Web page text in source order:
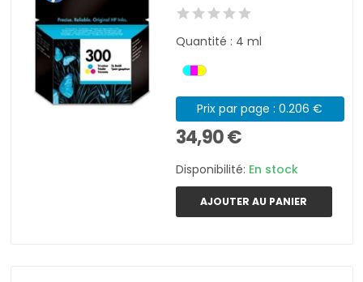
Quantité : 4 ml
Prix par page : 0.206 €
34,90 €
Disponibilité: En stock
AJOUTER AU PANIER